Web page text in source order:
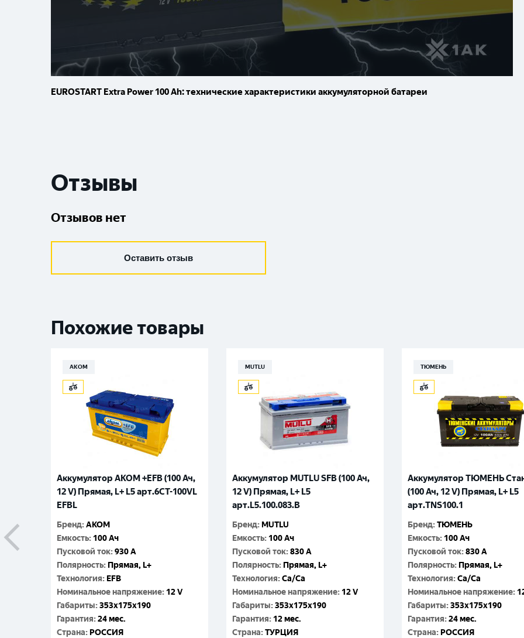
EUROSTART Extra Power 100 Ah: технические характеристики аккумуляторной батареи
Как определить дату производства на аккумуляторе EUROSTART?
Отзывы
Отзывов нет
Оставить отзыв
Похожие товары
АКОМ
Аккумулятор AKOM +EFB (100 Ач,
12 V) Прямая, L+ L5 арт.6СТ-100VL
EFBL
Бренд:АКОМ
Емкость: 100 Ач
Пусковой ток:930 A
Полярность: Прямая, L+
Технология: EFB
Номинальное напряжение: 12 V
Габариты:353x175x190
Гарантия:24 мес.
Cтрана: РОССИЯ
MUTLU
Аккумулятор MUTLU SFB (100 Ач,
12 V) Прямая, L+ L5
арт.L5.100.083.B
Бренд: MUTLU
Емкость: 100 Ач
Пусковой ток:830 A
Полярность: Прямая, L+
Технология:Ca/Ca
Номинальное напряжение: 12 V
Габариты:353x175x190
Гарантия: 12 мес.
Cтрана:ТУРЦИЯ
ТЮМЕНЬ
Аккумулятор ТЮМЕНЬ
(100 Ач, 12 V) Прямая, L+ L5
арт.TNS100.1
Бренд:ТЮМЕНЬ
Емкость: 100 Ач
Пусковой ток:830 A
Полярность: Прямая, L+
Технология:Ca/Ca
Номинальное напряжение:
Габариты:353x175x190
Гарантия:24 мес.
Cтрана: РОССИЯ